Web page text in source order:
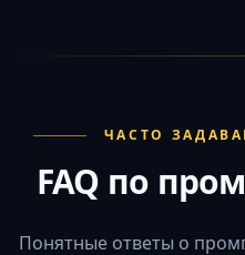
ЧАСТО
FAQ по
Понятные ответы о